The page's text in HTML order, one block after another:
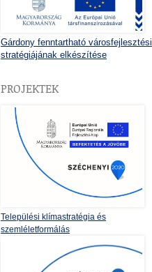
Gárdony fenntartható városfejlesztési
stratégiájának elkészítése
PROJEKTEK
Települési klímastratégia és
szemléletformálás